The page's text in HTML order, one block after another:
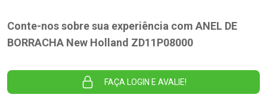
Conte-nos sobre sua experiência com ANEL DE
BORRACHA New Holland ZD11P08000
FAÇA LOGIN E AVALIE!